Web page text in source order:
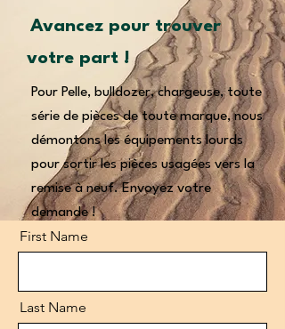
Avancez pour trouver
votre part !
Pour Pelle, bulldozer, chargeuse, toute
série de pièces de toute marque, nous
démontons les équipements lourds
pour sortir les pièces usagées vers la
remise à neuf. Envoyez votre
demande !
First Name
Last Name